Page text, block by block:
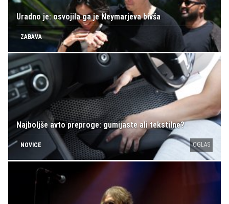
Uradno je: osvojila ga je Neymarjeva bivša
ZABAVA
Najboljše avto preproge: gumijaste ali tekstilne?
NOVICE OGLAS